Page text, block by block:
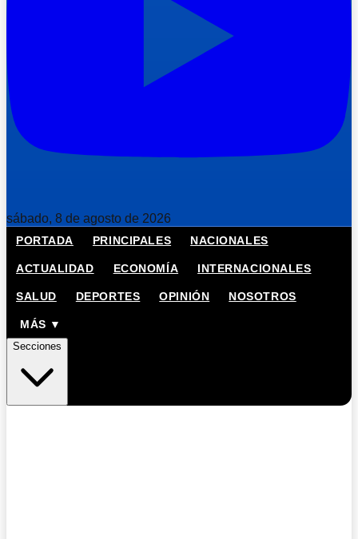
sábado, 8 de agosto de 2026
PORTADA PRINCIPALES NACIONALES
ACTUALIDAD ECONOMÍA INTERNACIONALES
SALUD DEPORTES OPINIÓN NOSOTROS
MÁS ▼
Secciones